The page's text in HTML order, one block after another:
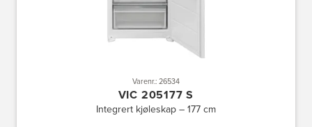
Varenr.: 26534
VIC 205177 S
Integrert kjøleskap – 177 cm